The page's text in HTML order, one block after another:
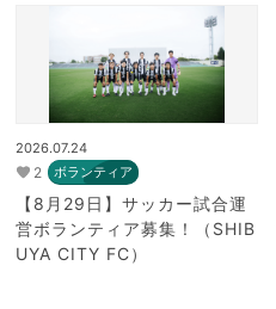
2026.07.24
2 ボランティア
【8月29日】サッカー試合運
営ボランティア募集！（SHIB
UYA CITY FC）